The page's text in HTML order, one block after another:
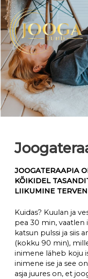
Skip
to
content
JOOGATERAAPIA
KÕIKIDEL
LIIKUMINE
Kuidas? Kuulan ja
pea 30 min, vaatlen
katsun pulssi ja siis
(kokku 90 min),
inimene läheb koju
inimene ise ja see
asja juures on, et